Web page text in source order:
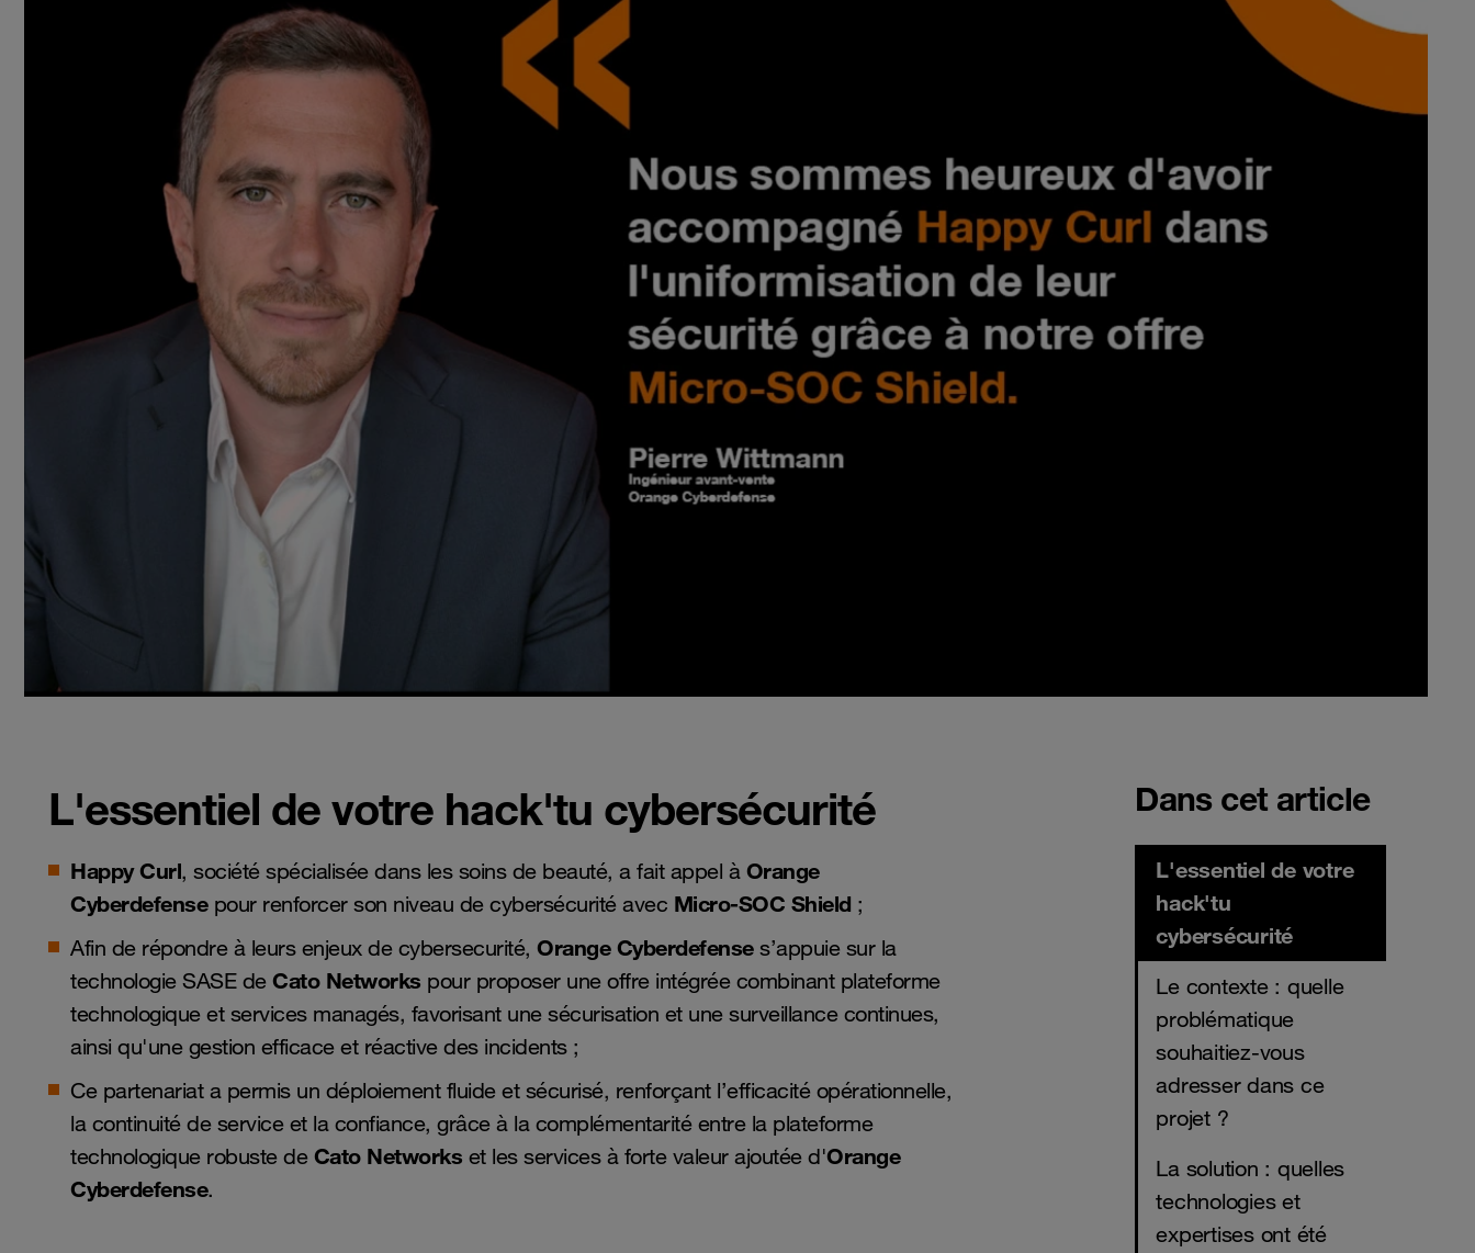
Dans cet article
L'essentiel de votre
hack'tu
cybersécurité
Le contexte : quelle
problématique
souhaitiez-vous
adresser dans ce
projet ?
La solution : quelles
technologies et
expertises ont été
L'essentiel de votre hack'tu cybersécurité
Happy Curl, société spécialisée dans les soins de beauté, a fait appel à Orange
Cyberdefense pour renforcer son niveau de cybersécurité avec Micro-SOC Shield ;
Afin de répondre à leurs enjeux de cybersecurité, Orange Cyberdefenses’appuie sur la
technologie SASE de Cato Networks pour proposer une offre intégrée combinant plateforme
technologique et services managés, favorisant une sécurisation et une surveillance continues,
ainsi qu'une gestion efficace et réactive des incidents ;
Ce partenariat a permis un déploiement fluide et sécurisé, renforçant l’efficacité opérationnelle,
la continuité de service et la confiance, grâce à la complémentarité entre la plateforme
technologique robuste de Cato Networks et les services à forte valeur ajoutée d'Orange
Cyberdefense.